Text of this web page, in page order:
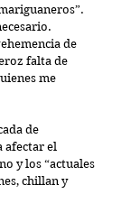
de
falta de
me
de
afectar el
y los “actuales
chillan y